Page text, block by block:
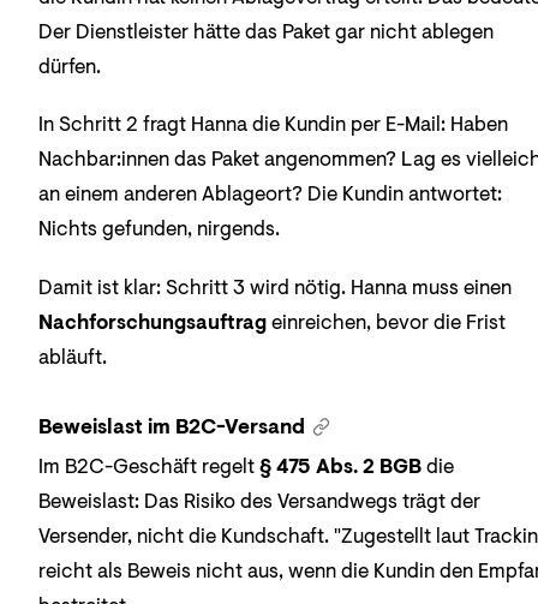
Der Dienstleister hätte das Paket gar nicht ablegen
dürfen.
In Schritt 2 fragt Hanna die Kundin per E-Mail: Haben
Nachbar:innen das Paket angenommen? Lag es
an einem anderen Ablageort? Die Kundin antwortet:
Nichts gefunden, nirgends.
Damit ist klar: Schritt 3 wird nötig. Hanna muss einen
Nachforschungsauftrageinreichen, bevor die Frist
abläuft.
Beweislast im B2C-Versand
Im B2C-Geschäft regelt§ 475 Abs. 2 BGBdie
Beweislast: Das Risiko des Versandwegs trägt der
Versender, nicht die Kundschaft. "Zugestellt laut
reicht als Beweis nicht aus, wenn die Kundin den